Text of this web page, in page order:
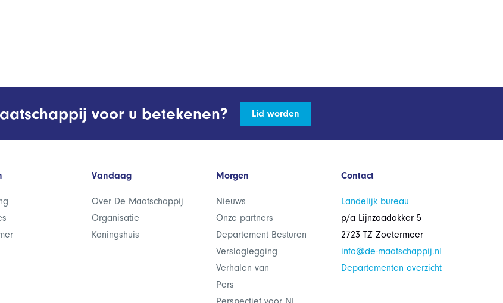
voor u betekenen? Lid worden
Vandaag
Over De Maatschappij
Organisatie
Koningshuis
Morgen
Nieuws
Onze partners
Departement Besturen
Verslaglegging
Verhalen van
Pers
Contact
Landelijk bureau
p/a Lijnzaadakker 5
2723 TZ Zoetermeer
info@de-maatschappij.nl
Departementen overzicht